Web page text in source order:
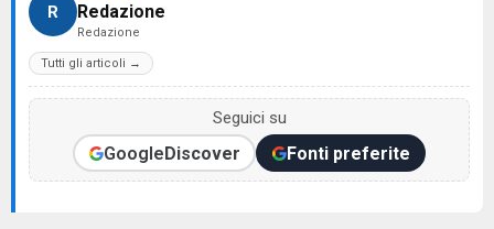
R Redazione
Redazione
Tutti gli articoli →
Seguici su
GoogleDiscover Fonti preferite